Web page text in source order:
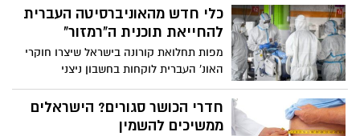
חולים מאוחדת במחוז ירושלים נערכת לקראת
חיסוני הקורונה בירושלים והסביבה
כלי חדש מהאוניברסיטה העברית
להחייאת תוכנית ה"רמזור"
מפות תחלואת קורונה בישראל שיצרו חוקרי
האונ' העברית לוקחות בחשבון ניצני
התפרצות, "נקודות חמות" והתאוששות
מהקורונה
חדרי הכושר סגורים? הישראלים
ממשיכים להשמין